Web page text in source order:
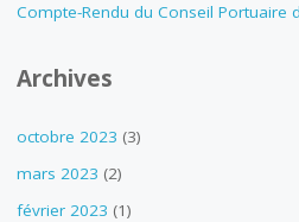
Compte-Rendu du Conseil Portuaire
Archives
octobre 2023 (3)
mars 2023 (2)
février 2023 (1)